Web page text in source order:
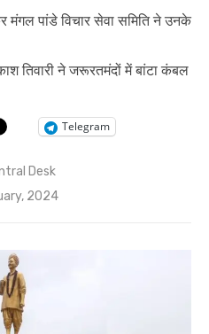
पांडे विचार सेवा समिति ने उनके
तिवारी ने जरूरतमंदों में बांटा कंबल
Telegram
Desk
2024